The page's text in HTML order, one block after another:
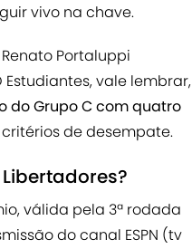
vivo na chave.
Portaluppi
vale lembrar,
do Grupo C com quatro
de desempate.
válida pela 3ª rodada
do canal ESPN (tv